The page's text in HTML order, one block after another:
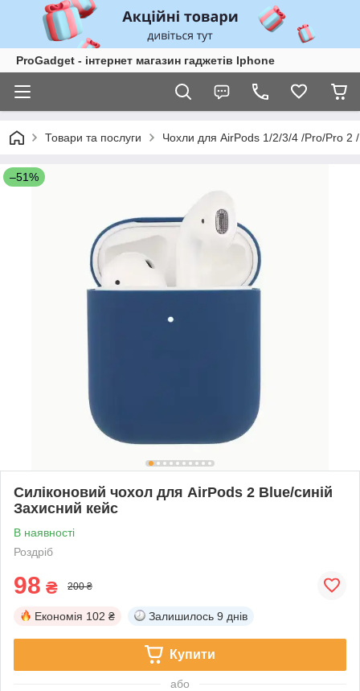
ProGadget - iнтернет магазин гаджетів Iphone
Товари та послуги Чохли для AirPods 1/2/3/4 /Pro/Pro 2
–51%
Силіконовий чохол для AirPods 2 Blue/синій
Захисний кейс
В наявності
Роздріб
98 ₴ 200 ₴
Економія 102 ₴ Залишилось 9 днів
Купити
або